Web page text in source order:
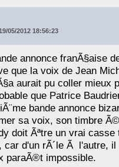
05/2012 18:56:23
annonce franÃ§aise
que la voix de Jean
aurait pu coller mieux
que Patrice
bande annonce
sa voix, son timbre
doit Ãªtre un vrai casse
car d'un rÃ´le Ã l'autre,
paraÃ®t impossible.